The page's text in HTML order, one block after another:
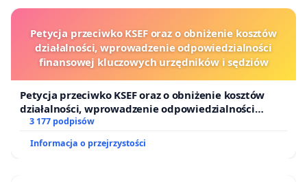
Petycja przeciwko KSEF oraz o obniżenie kosztów
działalności, wprowadzenie odpowiedzialności
finansowej kluczowych urzędników i sędziów
Petycja przeciwko KSEF oraz o obniżenie kosztów
działalności, wprowadzenie odpowiedzialności
finansowej kluczowych urzędników i sędziów
3 177 podpisów
Informacja o przejrzystości